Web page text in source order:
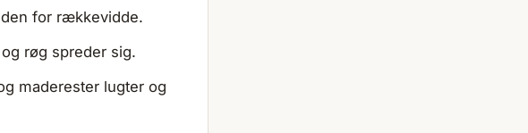
for rækkevidde.
røg spreder sig.
maderester lugter og